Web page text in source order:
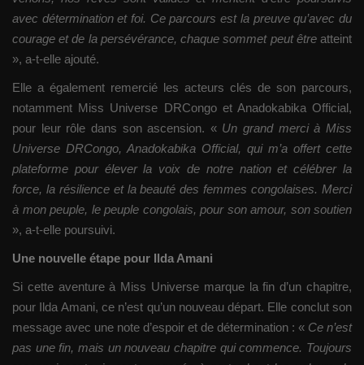
avec détermination et foi. Ce parcours est la preuve qu’avec du
courage et de la persévérance, chaque sommet peut être atteint
», a-t-elle ajouté.
Elle a également remercié les acteurs clés de son parcours,
notamment Miss Universe DRCongo et Anadokabika Official,
pour leur rôle dans son ascension. « Un grand merci à Miss
Universe DRCongo, Anadokabika Official, qui m’a offert cette
plateforme pour élever la voix de notre nation et célébrer la
force, la résilience et la beauté des femmes congolaises. Merci
à mon peuple, le peuple congolais, pour son amour, son soutien
», a-t-elle poursuivi.
Une nouvelle étape pour Ilda Amani
Si cette aventure à Miss Universe marque la fin d’un chapitre,
pour Ilda Amani, ce n’est qu’un nouveau départ. Elle conclut son
message avec une note d’espoir et de détermination : « Ce n’est
pas une fin, mais un nouveau chapitre qui commence. Toujours